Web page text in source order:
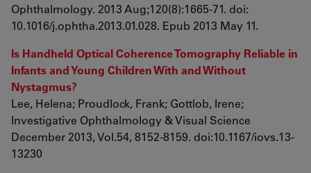
Ophthalmology. 2013 Aug;120(8):1665-71. doi:
10.1016/j.ophtha.2013.01.028. Epub 2013 May 11.
Is Handheld Optical Coherence Tomography Reliable in
Infants and Young Children With and Without
Nystagmus?
Lee, Helena; Proudlock, Frank; Gottlob, Irene;
Investigative Ophthalmology & Visual Science
December 2013, Vol.54, 8152-8159. doi:10.1167/iovs.13-
13230